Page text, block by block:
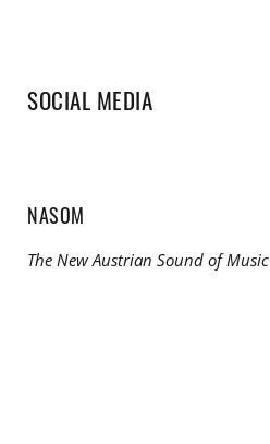
SOCIAL MEDIA
NASOM
The New Austrian Sound of Music